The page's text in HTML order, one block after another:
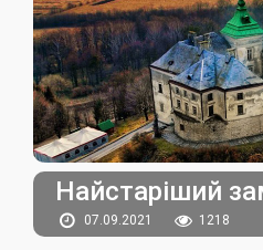
Найстаріший
07.09.2021 1218